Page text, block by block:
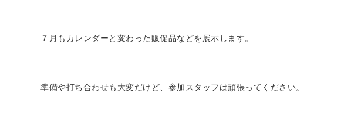
７月もカレンダーと変わった販促品などを展示します。
準備や打ち合わせも大変だけど、参加スタッフは頑張ってください。